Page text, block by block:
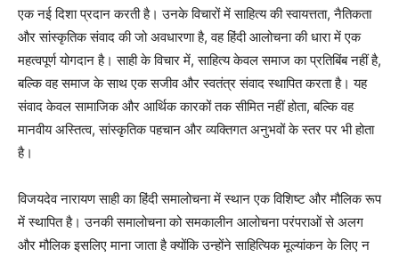
एक नई दिशा प्रदान करती है। उनके विचारों में साहित्य की स्वायत्तता, नैतिकता
और सांस्कृतिक संवाद की जो अवधारणा है, वह हिंदी आलोचना की धारा में एक
महत्वपूर्ण योगदान है। साही के विचार में, साहित्य केवल समाज का प्रतिबिंब नहीं है,
बल्कि वह समाज के साथ एक सजीव और स्वतंत्र संवाद स्थापित करता है। यह
संवाद केवल सामाजिक और आर्थिक कारकों तक सीमित नहीं होता, बल्कि वह
मानवीय अस्तित्व, सांस्कृतिक पहचान और व्यक्तिगत अनुभवों के स्तर पर भी होता
है।
विजयदेव नारायण साही का हिंदी समालोचना में स्थान एक विशिष्ट और मौलिक रूप
में स्थापित है। उनकी समालोचना को समकालीन आलोचना परंपराओं से अलग
और मौलिक इसलिए माना जाता है क्योंकि उन्होंने साहित्यिक मूल्यांकन के लिए न